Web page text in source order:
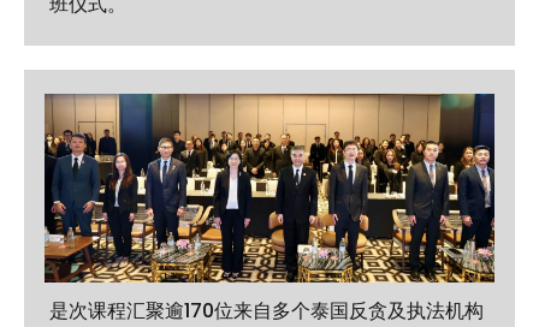
是次课程汇聚逾170位来自多个泰国反贪及执法机构